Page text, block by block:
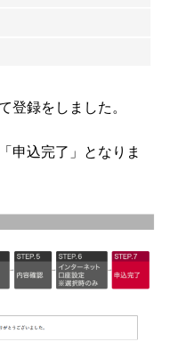
登録をしました。
申込完了」となりま